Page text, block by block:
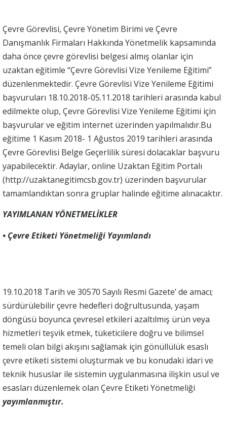
Çevre Görevlisi, Çevre Yönetim Birimi ve Çevre
Danışmanlık Firmaları Hakkında Yönetmelik kapsamında
daha önce çevre görevlisi belgesi almış olanlar için
uzaktan eğitimle “Çevre Görevlisi Vize Yenileme Eğitimi”
düzenlenmektedir. Çevre Görevlisi Vize Yenileme Eğitimi
başvuruları 18.10.2018-05.11.2018 tarihleri arasında kabul
edilmekte olup, Çevre Görevlisi Vize Yenileme Eğitimi için
başvurular ve eğitim internet üzerinden yapılmalıdır.Bu
eğitime 1 Kasım 2018- 1 Ağustos 2019 tarihleri arasında
Çevre Görevlisi Belge Geçerlilik süresi dolacaklar başvuru
yapabilecektir. Adaylar, online Uzaktan Eğitim Portalı
(http://uzaktanegitimcsb.gov.tr) üzerinden başvurular
tamamlandıktan sonra gruplar halinde eğitime alınacaktır.
YAYIMLANAN YÖNETMELİKLER
• Çevre Etiketi Yönetmeliği Yayımlandı
19.10.2018 Tarih ve 30570 Sayılı Resmi Gazete’ de amacı;
sürdürülebilir çevre hedefleri doğrultusunda, yaşam
döngüsü boyunca çevresel etkileri azaltılmış ürün veya
hizmetleri teşvik etmek, tüketicilere doğru ve bilimsel
temeli olan bilgi akışını sağlamak için gönüllülük esaslı
çevre etiketi sistemi oluşturmak ve bu konudaki idari ve
teknik hususlar ile sistemin uygulanmasına ilişkin usul ve
esasları düzenlemek olan Çevre Etiketi Yönetmeliği
yayımlanmıştır.